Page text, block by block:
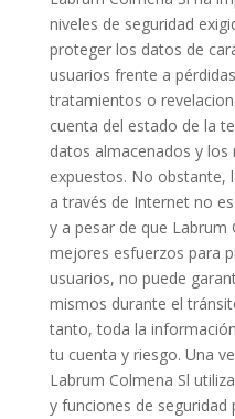
niveles de seguridad
proteger los datos de
usuarios frente a
tratamientos o
cuenta del estado de la
datos almacenados y los
expuestos. No obstante,
a través de Internet no
y a pesar de que Labrum
mejores esfuerzos para
usuarios, no puede
mismos durante el
tanto, toda la
tu cuenta y riesgo. Una
Labrum Colmena Sl
y funciones de seguridad